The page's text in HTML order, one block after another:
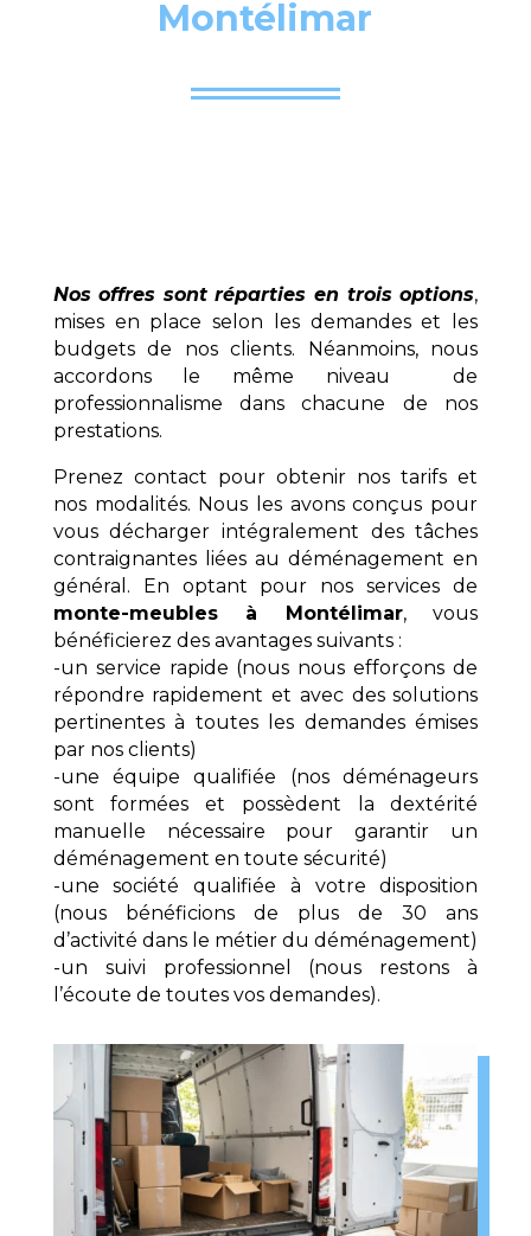
Montélimar
Nos offres sont réparties en trois options,
mises en place selon les demandes et les
budgets de nos clients. Néanmoins, nous
accordons le même niveau de
professionnalisme dans chacune de nos
prestations.
Prenez contact pour obtenir nos tarifs et
nos modalités. Nous les avons conçus pour
vous décharger intégralement des tâches
contraignantes liées au déménagement en
général. En optant pour nos services de
monte-meubles à Montélimar, vous
bénéficierez des avantages suivants :
-un service rapide (nous nous efforçons de
répondre rapidement et avec des solutions
pertinentes à toutes les demandes émises
par nos clients)
-une équipe qualifiée (nos déménageurs
sont formées et possèdent la dextérité
manuelle nécessaire pour garantir un
déménagement en toute sécurité)
-une société qualifiée à votre disposition
(nous bénéficions de plus de 30 ans
d’activité dans le métier du déménagement)
-un suivi professionnel (nous restons à
l’écoute de toutes vos demandes).